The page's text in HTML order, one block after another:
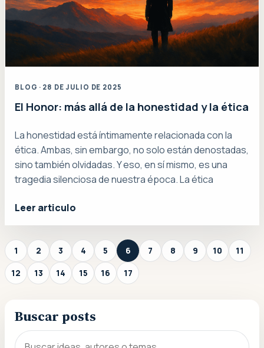
BLOG · 28 DE JULIO DE 2025
El Honor: más allá de la honestidad y la ética
La honestidad está íntimamente relacionada con la
ética. Ambas, sin embargo, no solo están denostadas,
sino también olvidadas. Y eso, en sí mismo, es una
tragedia silenciosa de nuestra época. La ética
Leer articulo
1 2 3 4 5 6 7 8 9 10
11
12
13 14 15 16 17
Buscar posts